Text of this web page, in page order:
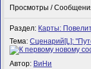
Просмотры /
Раздел: Карты:
Тема:Сценарий[L]:
Автор: ВиНи